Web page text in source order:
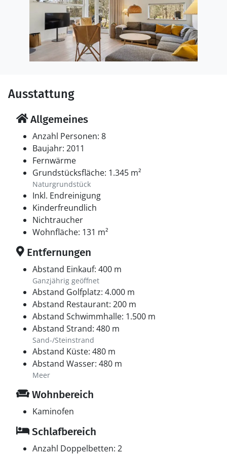
Ausstattung
Allgemeines
Anzahl Personen: 8
Baujahr: 2011
Fernwärme
Grundstücksfläche: 1.345 m²
Naturgrundstück
Inkl. Endreinigung
Kinderfreundlich
Nichtraucher
Wohnfläche: 131 m²
Entfernungen
Abstand Einkauf: 400 m
Ganzjährig geöffnet
Abstand Golfplatz: 4.000 m
Abstand Restaurant: 200 m
Abstand Schwimmhalle: 1.500 m
Abstand Strand: 480 m
Sand-/Steinstrand
Abstand Küste: 480 m
Abstand Wasser: 480 m
Meer
Wohnbereich
Kaminofen
Schlafbereich
Anzahl Doppelbetten: 2